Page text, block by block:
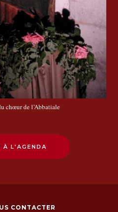
chœur de l’Abbatiale
À L'AGENDA
CONTACTER